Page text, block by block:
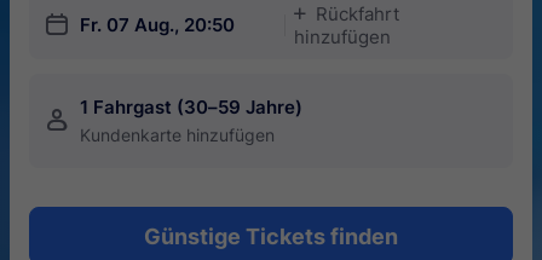
󱎗 Fr. 07 Aug., 20:50
󱅇
Rückfahrt
hinzufügen
󱍂 1 Fahrgast (30–59 Jahre)
Kundenkarte hinzufügen
Günstige Tickets finden